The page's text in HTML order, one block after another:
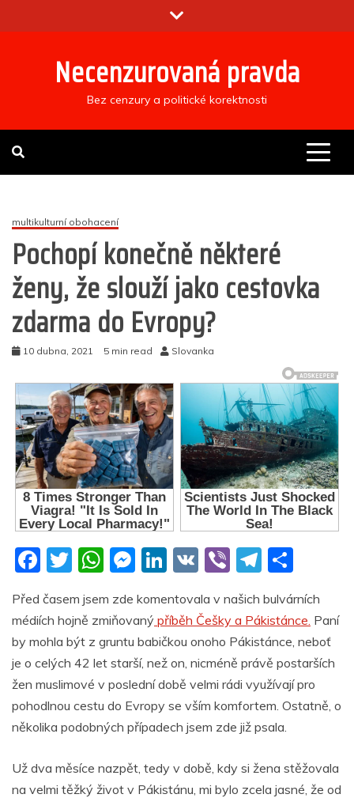
to
Necenzurovaná pravda
Bez cenzury a politické korektnosti
multikulturní obohacení
Pochopí konečně některé
ženy, že slouží jako cestovka
zdarma do Evropy?
10 dubna, 2021 5 min read Slovanka
F
a
c
e
b
o
o
k
T
itt
er
W
at
s
A
p
p
M
ss
e
n
g
er
Li
k
e
dI
n
V
Vi
b
er
T
e
gr
a
m
ar
e
Před časem jsem zde komentovala v našich bulvárních
médiích hojně zmiňovaný příběh Češky a Pákistánce. Paní
by mohla být z gruntu babičkou onoho Pákistánce, neboť
je o celých 42 let starší, než on, nicméně právě postarších
žen muslimové v poslední době velmi rádi využívají pro
pohodlnou cestu do Evropy se vším komfortem. Ostatně, o
několika podobných případech jsem zde již psala.
Už dva měsíce nazpět, tedy v době, kdy si žena stěžovala
na velmi těžký život v Pákistánu, mi bylo zcela jasné, že od